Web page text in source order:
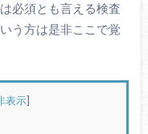
必須とも言える検査
う方は是非ここで覚
表示]